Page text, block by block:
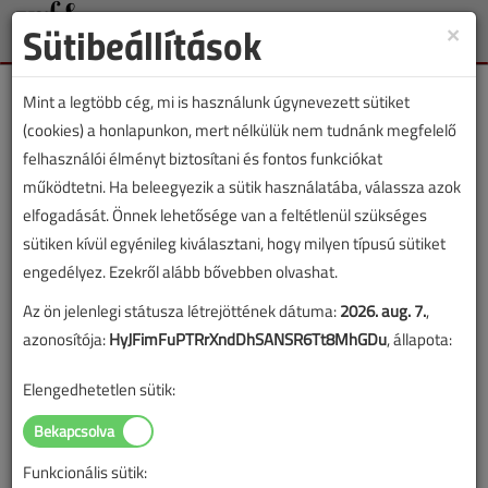
Toggle
Lapszám:
TARTALOM
Zsákutca vagy lehetőség:
körkép a „zöld”
energiaforrásokról
2015/12. lapszám
×
Sütibeállítások
Mint a legtöbb cég, mi is használunk úgynevezett sütiket
(cookies) a honlapunkon, mert nélkülük nem tudnánk megfelelő
felhasználói élményt biztosítani és fontos funkciókat
működtetni. Ha beleegyezik a sütik használatába, válassza azok
elfogadását. Önnek lehetősége van a feltétlenül szükséges
sütiken kívül egyénileg kiválasztani, hogy milyen típusú sütiket
engedélyez. Ezekről alább bővebben olvashat.
Az ön jelenlegi státusza létrejöttének dátuma:2026. aug. 7.,
azonosítója:HyJFimFuPTRrXndDhSANSR6Tt8MhGDu, állapota:
Elengedhetetlen sütik:
Funkcionális sütik: